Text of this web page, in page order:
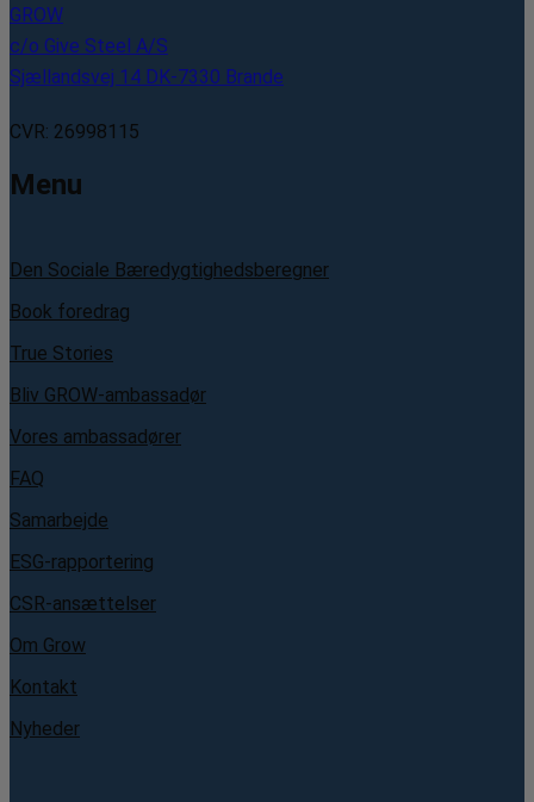
GROW
c/o Give Steel A/S
Sjællandsvej 14 DK-7330 Brande
CVR: 26998115
Menu
Den Sociale Bæredygtighedsberegner
Book foredrag
True Stories
Bliv GROW-ambassadør
Vores ambassadører
FAQ
Samarbejde
ESG-rapportering
CSR-ansættelser
Om Grow
Kontakt
Nyheder